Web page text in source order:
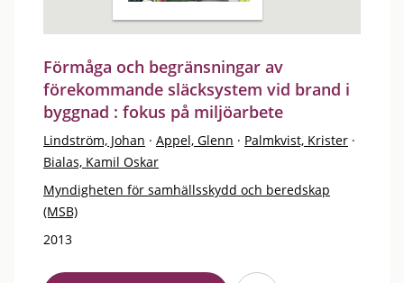
Förmåga och begränsningar av
förekommande släcksystem vid brand i
byggnad : fokus på miljöarbete
Lindström, Johan · Appel, Glenn · Palmkvist, Krister ·
Bialas, Kamil Oskar
Myndigheten för samhällsskydd och beredskap
(MSB)
2013